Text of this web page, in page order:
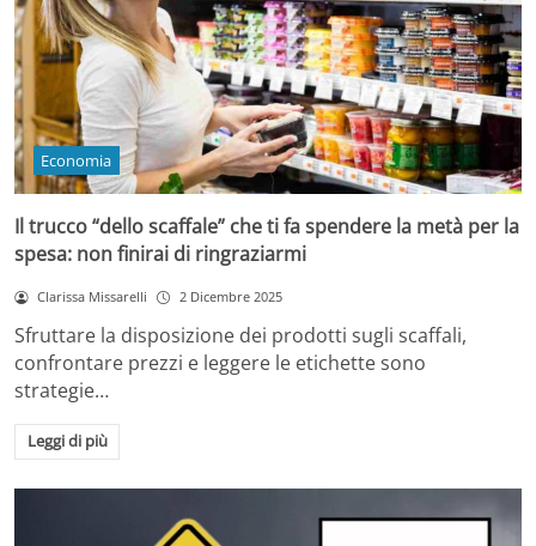
Economia
Il trucco “dello scaffale” che ti fa spendere la metà per la
spesa: non finirai di ringraziarmi
Clarissa Missarelli 2 Dicembre 2025
Sfruttare la disposizione dei prodotti sugli scaffali,
confrontare prezzi e leggere le etichette sono
strategie…
Leggi di più